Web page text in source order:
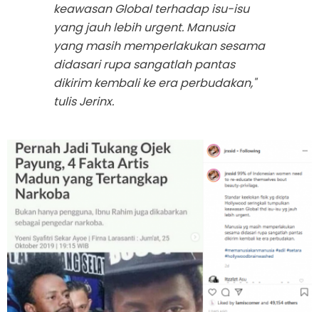
keawasan Global terhadap isu-isu
yang jauh lebih urgent. Manusia
yang masih memperlakukan sesama
didasari rupa sangatlah pantas
dikirim kembali ke era perbudakan,"
tulis Jerinx.